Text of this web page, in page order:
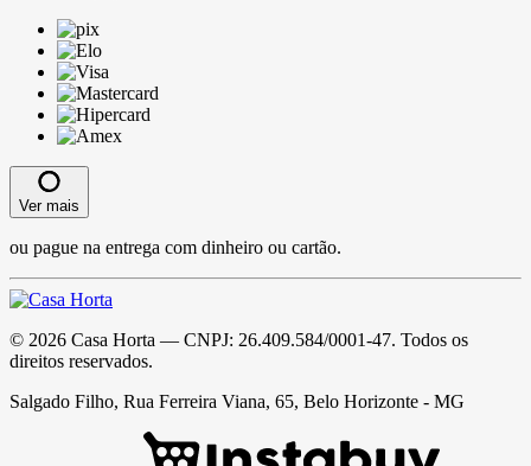
Ver mais
ou pague na entrega com dinheiro ou cartão.
© 2026 Casa Horta — CNPJ: 26.409.584/0001-47. Todos os
direitos reservados.
Salgado Filho, Rua Ferreira Viana, 65, Belo Horizonte - MG